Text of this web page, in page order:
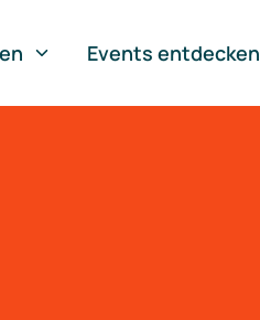
Events entdecken